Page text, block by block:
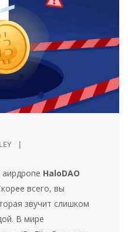
HaloDAO
всего, вы
звучит слишком
В мире